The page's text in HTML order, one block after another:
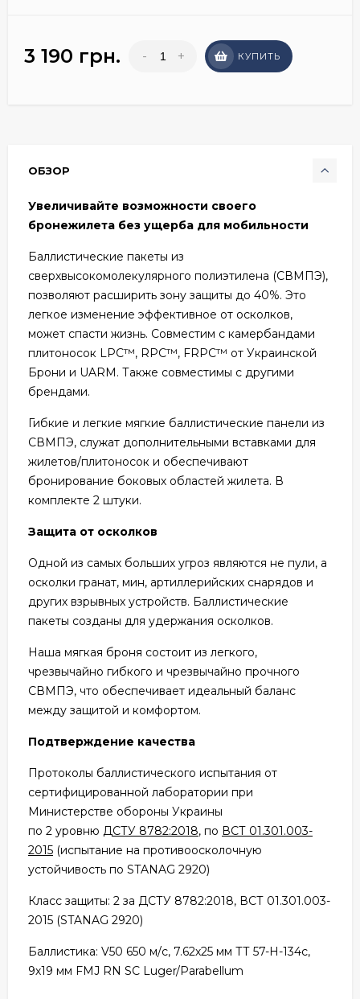
3 190 грн. - + КУПИТЬ
ОБЗОР
Увеличивайте возможности своего
бронежилета без ущерба для мобильности
Баллистические пакеты из
сверхвысокомолекулярного полиэтилена (СВМПЭ),
позволяют расширить зону защиты до 40%. Это
легкое изменение эффективное от осколков,
может спасти жизнь. Совместим с камербандами
плитоносок LPC™, RPC™, FRPC™ от Украинской
Брони и UARM. Также совместимы с другими
брендами.
Гибкие и легкие мягкие баллистические панели из
СВМПЭ, служат дополнительными вставками для
жилетов/плитоносок и обеспечивают
бронирование боковых областей жилета. В
комплекте 2 штуки.
Защита от осколков
Одной из самых больших угроз являются не пули, а
осколки гранат, мин, артиллерийских снарядов и
других взрывных устройств. Баллистические
пакеты созданы для удержания осколков.
Наша мягкая броня состоит из легкого,
чрезвычайно гибкого и чрезвычайно прочного
СВМПЭ, что обеспечивает идеальный баланс
между защитой и комфортом.
Подтверждение качества
Протоколы баллистического испытания от
сертифицированной лаборатории при
Министерстве обороны Украины
по 2 уровню ДСТУ 8782:2018, по ВСТ 01.301.003-
2015 (испытание на противоосколочную
устойчивость по STANAG 2920)
Класс защиты: 2 за ДСТУ 8782:2018, ВСТ 01.301.003-
2015 (STANAG 2920)
Баллистика: V50 650 м/с, 7.62х25 мм ТТ 57-Н-134с,
9х19 мм FMJ RN SC Luger/Parabellum